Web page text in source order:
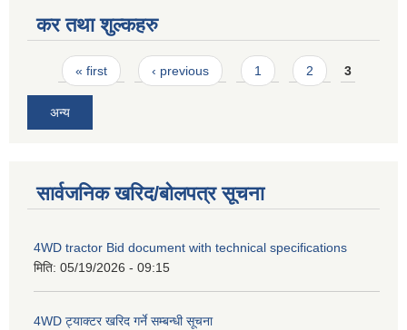
कर तथा शुल्कहरु
Pages
« first ‹ previous 1 2 3
अन्य
सार्वजनिक खरिद/बोलपत्र सूचना
4WD tractor Bid document with technical specifications
मिति: 05/19/2026 - 09:15
4WD ट्याक्टर खरिद गर्ने सम्बन्धी सूचना